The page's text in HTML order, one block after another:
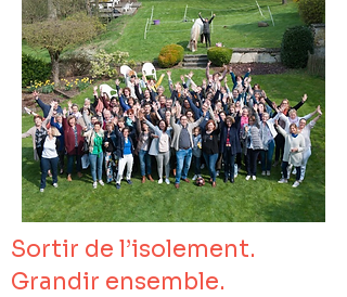
Sortir de l’isolement.
Grandir ensemble.